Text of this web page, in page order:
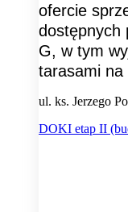
ofercie
dostępnych
G, w tym
tarasami na
ul. ks. Jerzego
DOKI etap II